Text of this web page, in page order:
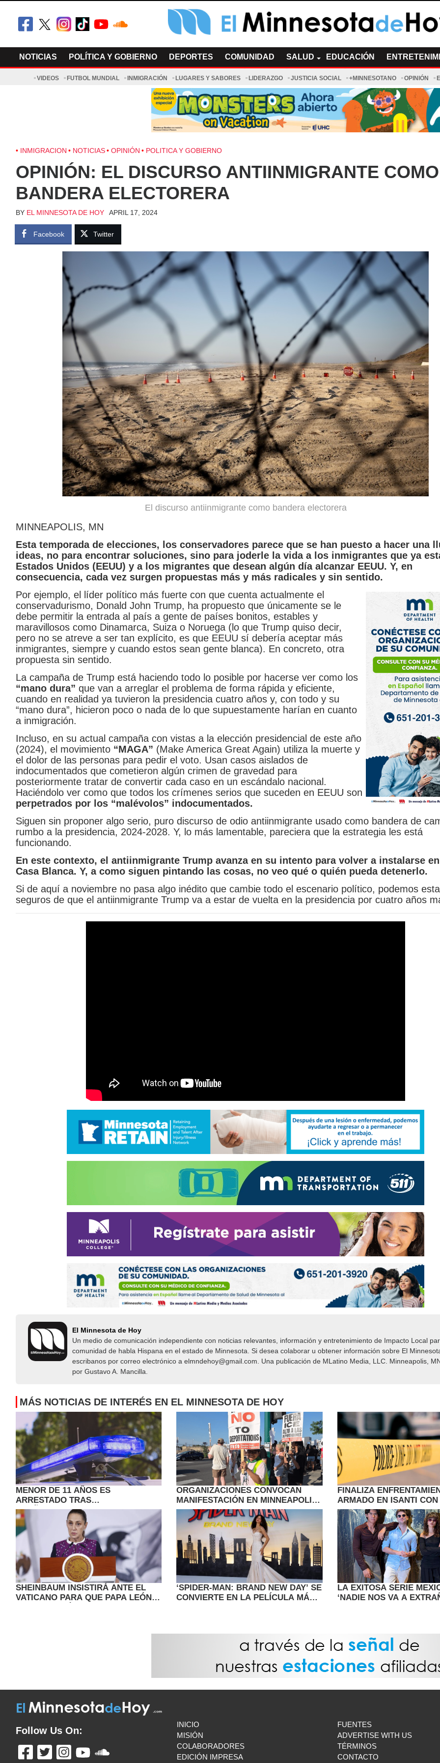
NOTICIAS POLÍTICA Y GOBIERNO DEPORTES COMUNIDAD SALUD EDUCACIÓN
VIDEOS FUTBOL MUNDIAL INMIGRACIÓN LUGARES Y SABORES LIDERAZGO JUSTICIA SOCIAL +MINNESOTANO OPINIÓN
INMIGRACION NOTICIAS OPINIÓN POLITICA Y GOBIERNO
OPINIÓN: EL DISCURSO ANTIINMIGRANTE COMO
BANDERA ELECTORERA
BY EL MINNESOTA DE HOY APRIL 17, 2024
Facebook Twitter
El discurso antiinmigrante como bandera electorera
MINNEAPOLIS, MN
Esta temporada de elecciones, los conservadores parece que se han puesto a hacer una
ideas, no para encontrar soluciones, sino para joderle la vida a los inmigrantes que ya
Estados Unidos (EEUU) y a los migrantes que desean algún día alcanzar EEUU. Y, en
consecuencia, cada vez surgen propuestas más y más radicales y sin sentido.
Por ejemplo, el líder político más fuerte con que cuenta actualmente el
conservadurismo, Donald John Trump, ha propuesto que únicamente se le
debe permitir la entrada al país a gente de países bonitos, estables y
maravillosos como Dinamarca, Suiza o Noruega (lo que Trump quiso decir,
pero no se atreve a ser tan explícito, es que EEUU sí debería aceptar más
inmigrantes, siempre y cuando estos sean gente blanca). En concreto, otra
propuesta sin sentido.
La campaña de Trump está haciendo todo lo posible por hacerse ver como los
“mano dura” que van a arreglar el problema de forma rápida y eficiente,
cuando en realidad ya tuvieron la presidencia cuatro años y, con todo y su
“mano dura”, hicieron poco o nada de lo que supuestamente harían en cuanto
a inmigración.
Incluso, en su actual campaña con vistas a la elección presidencial de este año
(2024), el movimiento “MAGA” (Make America Great Again) utiliza la muerte y
el dolor de las personas para pedir el voto. Usan casos aislados de
indocumentados que cometieron algún crimen de gravedad para
posteriormente tratar de convertir cada caso en un escándalo nacional.
Haciéndolo ver como que todos los crímenes serios que suceden en EEUU son
perpetrados por los “malévolos” indocumentados.
Siguen sin proponer algo serio, puro discurso de odio antiinmigrante usado como bandera de
rumbo a la presidencia, 2024-2028. Y, lo más lamentable, pareciera que la estrategia les está
funcionando.
En este contexto, el antiinmigrante Trump avanza en su intento para volver a instalarse
Casa Blanca. Y, a como siguen pintando las cosas, no veo qué o quién pueda detenerlo.
Si de aquí a noviembre no pasa algo inédito que cambie todo el escenario político, podemos
seguros de que el antiinmigrante Trump va a estar de vuelta en la presidencia por cuatro años
El Minnesota de Hoy
Un medio de comunicación independiente con noticias relevantes, información y entretenimiento de Impacto Local​​
comunidad de habla Hispana en el estado de Minnesota. Si desea colaborar u obtener información sobre El
escribanos por correo electrónico a elmndehoy@gmail.com. Una publicación de MLatino Media, LLC. Minneapolis,
por Gustavo A. Mancilla.
MÁS NOTICIAS DE INTERÉS EN EL MINNESOTA DE HOY
MENOR DE 11 AÑOS ES
ARRESTADO TRAS
APUÑALAMIENTO AL AZAR EN ST.
CLOUD
ORGANIZACIONES CONVOCAN
MANIFESTACIÓN EN MINNEAPOLIS
EN APOYO A INMIGRANTES
HAITIANOS CON TPS
FINALIZA
ARMADO EN ISANTI CON
ARRESTO; INVESTIGAN
FUERZA
SHEINBAUM INSISTIRÁ ANTE EL
VATICANO PARA QUE PAPA LEÓN
‘SPIDER-MAN: BRAND NEW DAY’ SE
CONVIERTE EN LA PELÍCULA MÁS
LA EXITOSA SERIE
‘NADIE NOS VA A
Follow Us On:
INICIO
MISIÓN
COLABORADORES
EDICIÓN IMPRESA
FUENTES
ADVERTISE WITH US
TÉRMINOS
CONTACTO